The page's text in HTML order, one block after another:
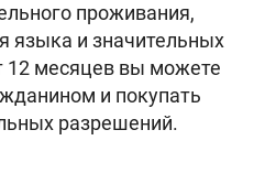
проживания,
языка и значительных
12 месяцев вы можете
и покупать
разрешений.